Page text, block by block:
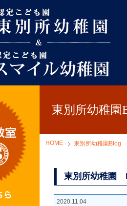
東別所幼稚園
HOME 東別所幼稚園Blog
東別所幼稚園
2020.11.04